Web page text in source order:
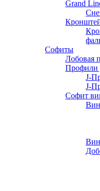
Grand
Софиты
Лобовая
Профили
J-
J-
Софит